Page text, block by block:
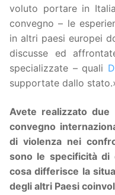
voluto portare in
convegno – le
in altri paesi europei
discusse ed
specializzate – quali
supportate dallo
Avete realizzato due
convegno
di violenza nei
sono le specificità di
cosa differisce la
degli altri Paesi